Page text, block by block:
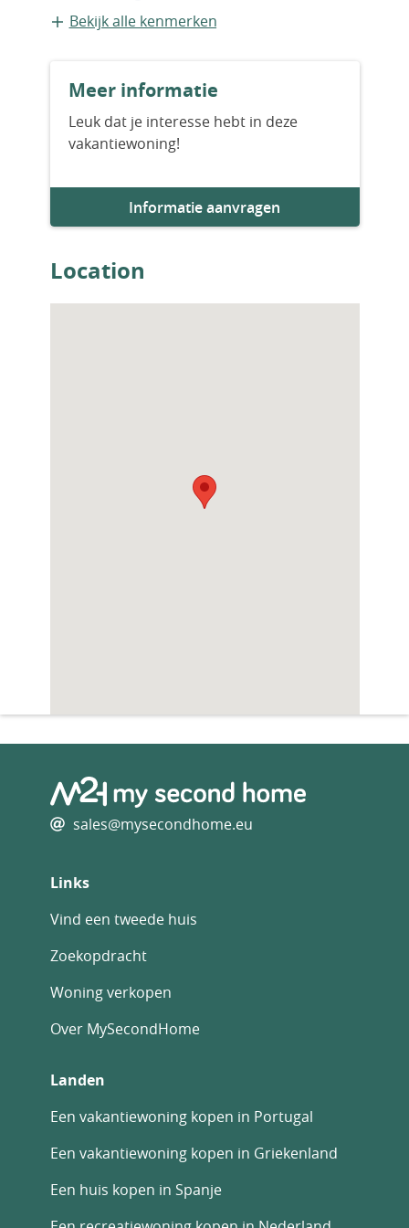
Appartement
Bestaande bouw
Aantal slaapkamers
Aantal badkamers
Bekijk alle kenmerken
Meer informatie
Leuk dat je interesse hebt in deze
vakantiewoning!
Informatie aanvragen
Location
sales@mysecondhome.eu
Links
Vind een tweede huis
Zoekopdracht
Woning verkopen
Over MySecondHome
Landen
Een vakantiewoning kopen in Portugal
Een vakantiewoning kopen in Griekenland
Een huis kopen in Spanje